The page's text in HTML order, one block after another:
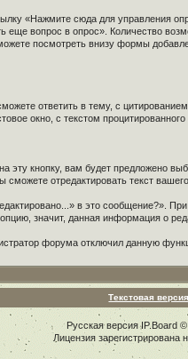
«Нажмите сюда для управления
вопрос в опрос». Количество
посмотреть внизу формы
ответить в тему, с
окно, с текстом
кнопку, вам будет предложено
отредактировать текст
в это сообщение?».
значит, данная информация о
форума отключил данную
Текстовая версия
Русская версия IP.Board©
Лицензия зарегистрирована